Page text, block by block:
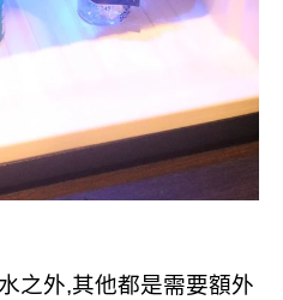
之外,其他都是需要額外